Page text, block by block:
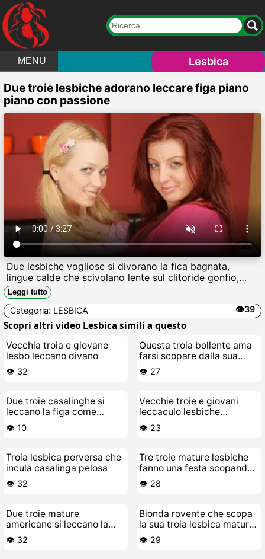
MENU Lesbica
Due troie lesbiche adorano leccare figa piano
piano con passione
Due lesbiche vogliose si divorano la fica bagnata,
lingue calde che scivolano lente sul clitoride gonfio,
succhiano succhi zozzi, gemono mentre si sfregano le
tette dure e si fanno venire urlando di goduria troiesca.
Leggi tutto
Categoria: LESBICA 👁️39
Scopri altri video Lesbica simili a questo
Vecchia troia e giovane
lesbo leccano divano
👁️ 32
Questa troia bollente ama
farsi scopare dalla sua
lesbica matura
👁️ 27
Due troie casalinghe si
leccano la figa come
porche lesbiche a casa
👁️ 10
Vecchie troie e giovani
leccaculo lesbiche
scopano senza freni e poi
pure di più
👁️ 23
Troia lesbica perversa che
incula casalinga pelosa
👁️ 32
Tre troie mature lesbiche
fanno una festa scopando
sul divano
👁️ 28
Due troie mature
americane si leccano la
figa e si fanno scopare a
suon di lesbica
👁️ 32
Bionda rovente che scopa
la sua troia lesbica matura
tutta la notte
👁️ 29